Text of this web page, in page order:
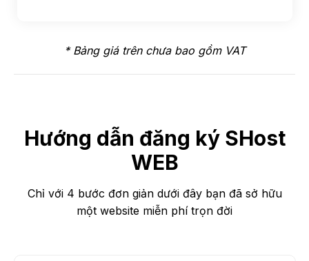
* Bảng giá trên chưa bao gồm VAT
Hướng dẫn đăng ký SHost
WEB
Chỉ với 4 bước đơn giản dưới đây bạn đã sở hữu
một website miễn phí trọn đời